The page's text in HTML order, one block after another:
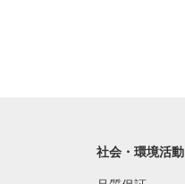
社会・環境活動